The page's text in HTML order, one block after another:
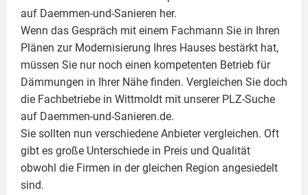
auf Daemmen-und-Sanieren her.
Wenn das Gespräch mit einem Fachmann Sie in Ihren
Plänen zur Modernisierung Ihres Hauses bestärkt hat,
müssen Sie nur noch einen kompetenten Betrieb für
Dämmungen in Ihrer Nähe finden. Vergleichen Sie doch
die Fachbetriebe in Wittmoldt mit unserer PLZ-Suche
auf Daemmen-und-Sanieren.de.
Sie sollten nun verschiedene Anbieter vergleichen. Oft
gibt es große Unterschiede in Preis und Qualität
obwohl die Firmen in der gleichen Region angesiedelt
sind.